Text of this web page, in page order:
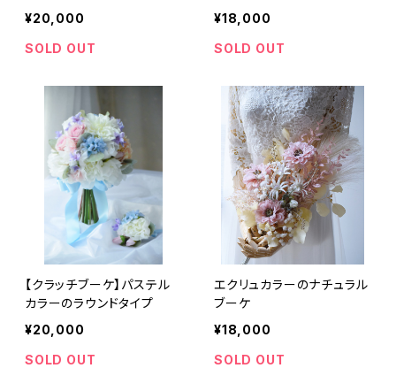
¥20,000
SOLD OUT
¥18,000
SOLD OUT
【クラッチブーケ】パステル
カラーのラウンドタイプ
¥20,000
SOLD OUT
エクリュカラーのナチュラル
ブーケ
¥18,000
SOLD OUT